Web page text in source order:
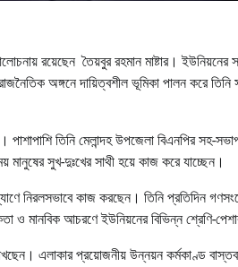
রয়েছেন তৈয়বুর রহমান মাষ্টার। ইউনিয়নের
অঙ্গনে দায়িত্বশীল ভূমিকা পালন করে
তিনি মেলান্দহ উপজেলা বিএনপির সহ-
সুখ-দুঃখের সাথী হয়ে কাজ করে যাচ্ছেন।
নিরলসভাবে কাজ করছেন। তিনি প্রতিদিন
মানবিক আচরণে ইউনিয়নের বিভিন্ন শ্রেণি-
এলাকার প্রয়োজনীয় উন্নয়ন কর্মকাণ্ড